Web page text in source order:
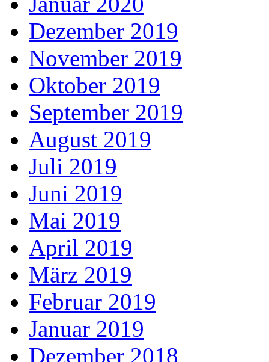
Dezember 2019
November 2019
Oktober 2019
September 2019
August 2019
Juli 2019
Juni 2019
Mai 2019
April 2019
März 2019
Februar 2019
Januar 2019
Dezember 2018